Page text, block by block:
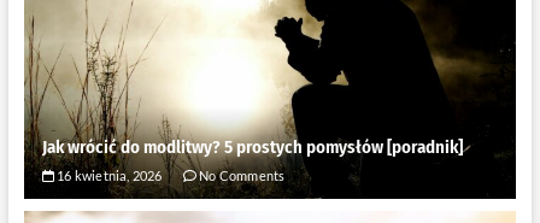
Jak wrócić do modlitwy? 5 prostych pomysłów [poradnik]
16 kwietnia, 2026 No Comments